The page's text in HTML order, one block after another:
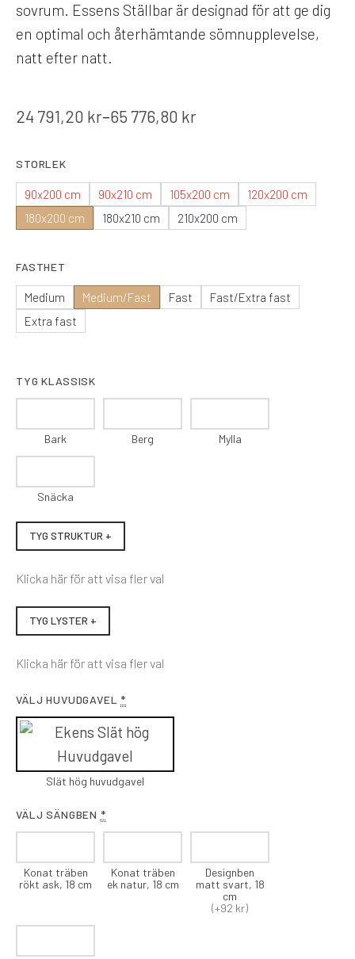
sovrum. Essens Ställbar är designad för att ge dig
en optimal och återhämtande sömnupplevelse,
natt efter natt.
24 791,20 kr–65 776,80 kr
STORLEK
90x200 cm 90x210 cm 105x200 cm
120x200 cm
180x200 cm
180x210 cm 210x200 cm
FASTHET
Medium Medium/Fast Fast
Fast/Extra fast
Extra fast
TYG KLASSISK
Bark Berg Mylla
Snäcka
TYG STRUKTUR +
Klicka här för att visa fler val
TYG LYSTER +
Klicka här för att visa fler val
VÄLJ HUVUDGAVEL *
Slät hög huvudgavel
VÄLJ SÄNGBEN *
Konat träben
rökt ask, 18 cm
Konat träben
ek natur, 18 cm
Designben
matt svart, 18
cm
(+92 kr)